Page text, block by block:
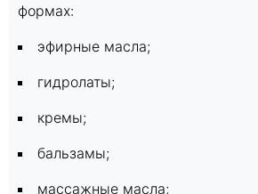
формах:
эфирные масла;
гидролаты;
кремы;
бальзамы;
массажные масла;